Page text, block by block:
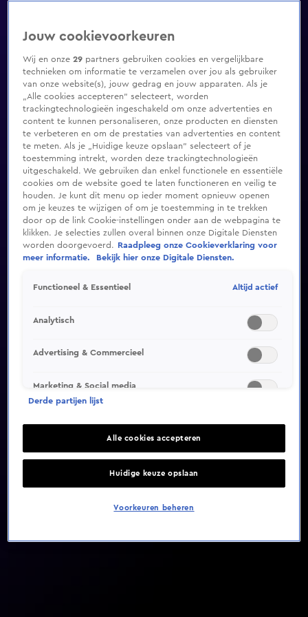
Video helaas niet gevonden
Jouw cookievoorkeuren
Wij en onze29 partners gebruiken cookies en vergelijkbare
technieken om informatie te verzamelen over jou als gebruiker
van onze website(s), jouw gedrag en jouw apparaten. Als je
„Alle cookies accepteren” selecteert, worden
trackingtechnologieën ingeschakeld om onze advertenties en
content te kunnen personaliseren, onze producten en diensten
te verbeteren en om de prestaties van advertenties en content
te meten. Als je „Huidige keuze opslaan” selecteert of je
toestemming intrekt, worden deze trackingtechnologieën
uitgeschakeld. We gebruiken dan enkel functionele en essentiële
cookies om de website goed te laten functioneren en veilig te
houden. Je kunt dit menu op ieder moment opnieuw openen
om je keuzes te wijzigen of om je toestemming in te trekken
door op de link Cookie-instellingen onder aan de webpagina te
klikken. Je selecties zullen overal binnen onze Digitale Diensten
worden doorgevoerd.
Raadpleeg onze Cookieverklaring voor
meer informatie.
Bekijk hier onze Digitale Diensten.
Functioneel & Essentieel Altijd actief
Analytisch
Advertising & Commercieel
Marketing & Social media
Derde partijen lijst
Alle cookies accepteren
Huidige keuze opslaan
Voorkeuren beheren